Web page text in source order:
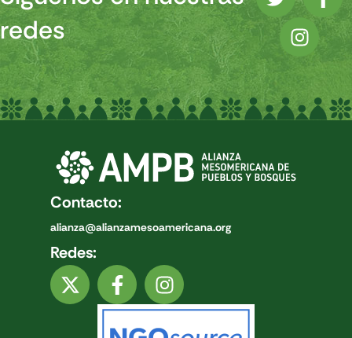
redes
Contacto:
alianza@alianzamesoamericana.org
Redes: